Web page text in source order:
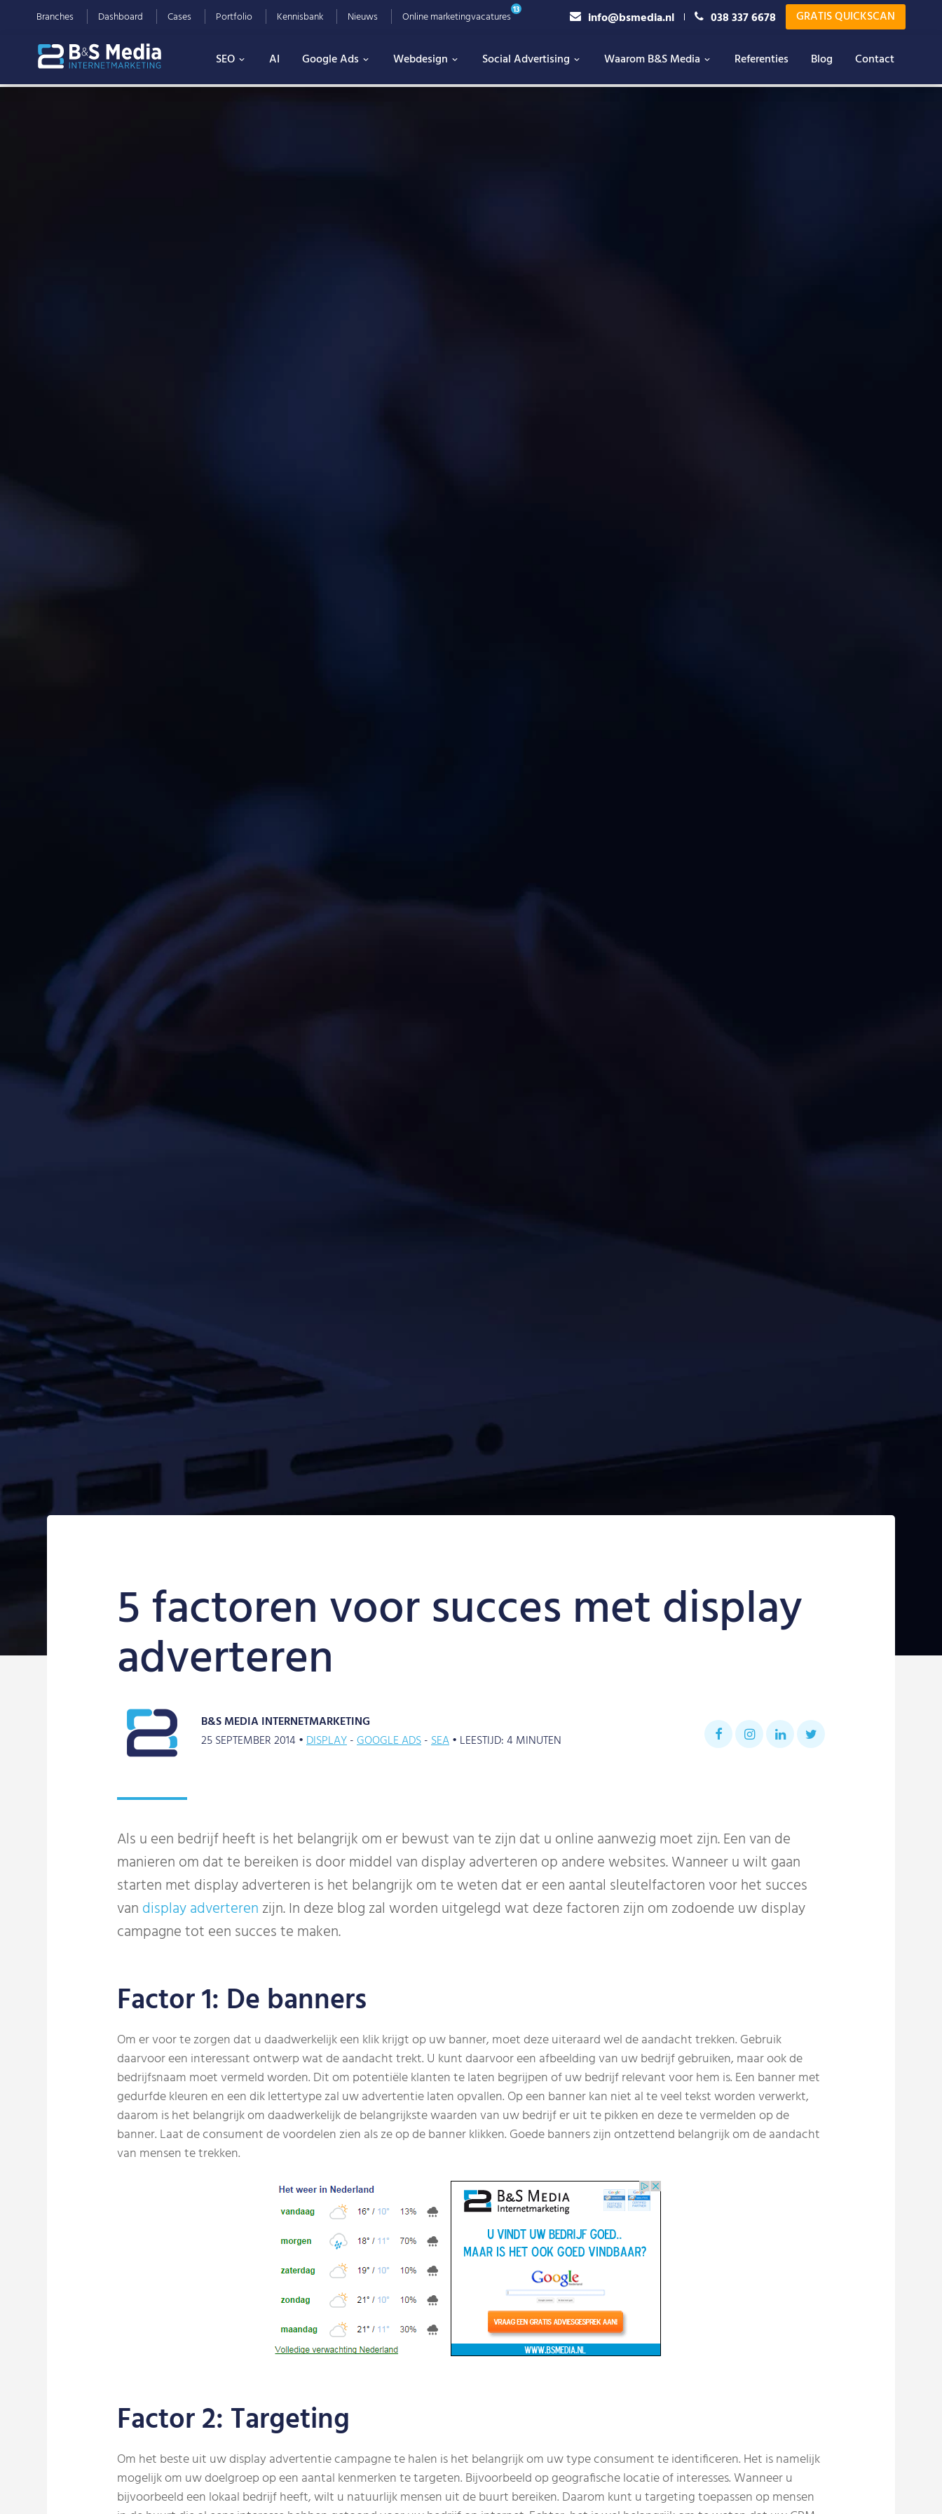
Branches Dashboard Cases Portfolio Kennisbank Nieuws Online marketingvacatures13 info@bsmedia.nl 038 337 6678 GRATIS QUICKSCAN
SEO AI Google Ads Webdesign Social Advertising Waarom B&S Media Referenties Blog Contact
5 factoren voor succes met display
adverteren
B&S MEDIA INTERNETMARKETING
25 SEPTEMBER 2014 •DISPLAY GOOGLE ADS SEA• LEESTIJD:4MINUTEN
Als u een bedrijf heeft is het belangrijk om er bewust van te zijn dat u online aanwezig moet zijn. Een van de
manieren om dat te bereiken is door middel van display adverteren op andere websites. Wanneer u wilt gaan
starten met display adverteren is het belangrijk om te weten dat er een aantal sleutelfactoren voor het succes
van display adverteren zijn. In deze blog zal worden uitgelegd wat deze factoren zijn om zodoende uw display
campagne tot een succes te maken.
Factor 1: De banners
Om er voor te zorgen dat u daadwerkelijk een klik krijgt op uw banner, moet deze uiteraard wel de aandacht trekken. Gebruik
daarvoor een interessant ontwerp wat de aandacht trekt. U kunt daarvoor een afbeelding van uw bedrijf gebruiken, maar ook de
bedrijfsnaam moet vermeld worden. Dit om potentiële klanten te laten begrijpen of uw bedrijf relevant voor hem is. Een banner met
gedurfde kleuren en een dik lettertype zal uw advertentie laten opvallen. Op een banner kan niet al te veel tekst worden verwerkt,
daarom is het belangrijk om daadwerkelijk de belangrijkste waarden van uw bedrijf er uit te pikken en deze te vermelden op de
banner. Laat de consument de voordelen zien als ze op de banner klikken. Goede banners zijn ontzettend belangrijk om de aandacht
van mensen te trekken.
Factor 2: Targeting
Om het beste uit uw display advertentie campagne te halen is het belangrijk om uw type consument te identificeren. Het is namelijk
mogelijk om uw doelgroep op een aantal kenmerken te targeten. Bijvoorbeeld op geografische locatie of interesses. Wanneer u
bijvoorbeeld een lokaal bedrijf heeft, wilt u natuurlijk mensen uit de buurt bereiken. Daarom kunt u targeting toepassen op mensen